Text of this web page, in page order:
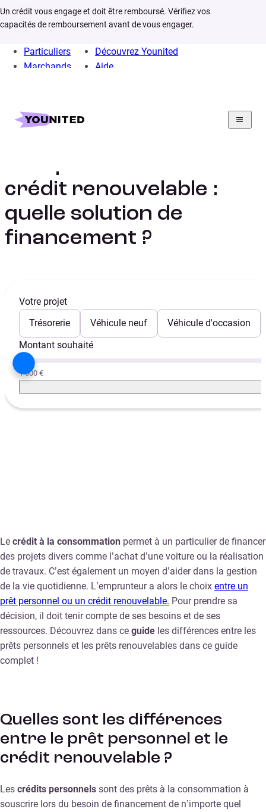
Un crédit vous engage et doit être remboursé. Vérifiez vos
capacités de remboursement avant de vous engager.
Particuliers
Marchands
Découvrez Younited
Aide
Home
Infos
Pret personnel ou credit revolving
crédit renouvelable :
quelle solution de
financement ?
Votre projet
Trésorerie
Véhicule neuf
Véhicule d'occasion
Montant souhaité
1 000 €
Le crédit à la consommation permet à un particulier de financer
des projets divers comme l’achat d’une voiture ou la réalisation
de travaux. C’est également un moyen d’aider dans la gestion
de la vie quotidienne. L’emprunteur a alors le choix entre un
prêt personnel ou un crédit renouvelable. Pour prendre sa
décision, il doit tenir compte de ses besoins et de ses
ressources. Découvrez dans ce guide les différences entre les
prêts personnels et les prêts renouvelables dans ce guide
complet !
Quelles sont les différences
entre le prêt personnel et le
crédit renouvelable ?
Les crédits personnels sont des prêts à la consommation à
souscrire lors du besoin de financement de n’importe quel